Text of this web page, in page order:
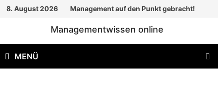
Zum
8. August 2026 Management auf den Punkt gebracht!
Managementwissen online
MENÜ